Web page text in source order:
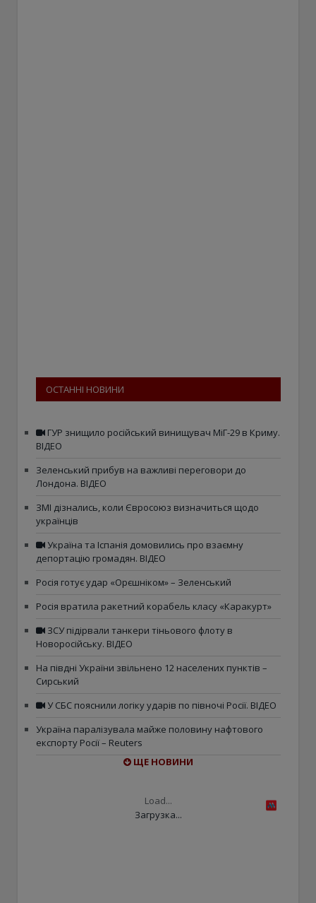
ОСТАННІ НОВИНИ
ГУР знищило російський винищувач МіГ-29 в Криму.
ВІДЕО
Зеленський прибув на важливі переговори до
Лондона. ВІДЕО
ЗМІ дізнались, коли Євросоюз визначиться щодо
українців
Україна та Іспанія домовились про взаємну
депортацію громадян. ВІДЕО
Росія готує удар «Орєшніком» – Зеленський
Росія вратила ракетний корабель класу «Каракурт»
ЗСУ підірвали танкери тіньового флоту в
Новоросійську. ВІДЕО
На півдні України звільнено 12 населених пунктів –
Сирський
У СБС пояснили логіку ударів по півночі Росії. ВІДЕО
Україна паралізувала майже половину нафтового
експорту Росії – Reuters
ЩЕ НОВИНИ
Load...
Загрузка...